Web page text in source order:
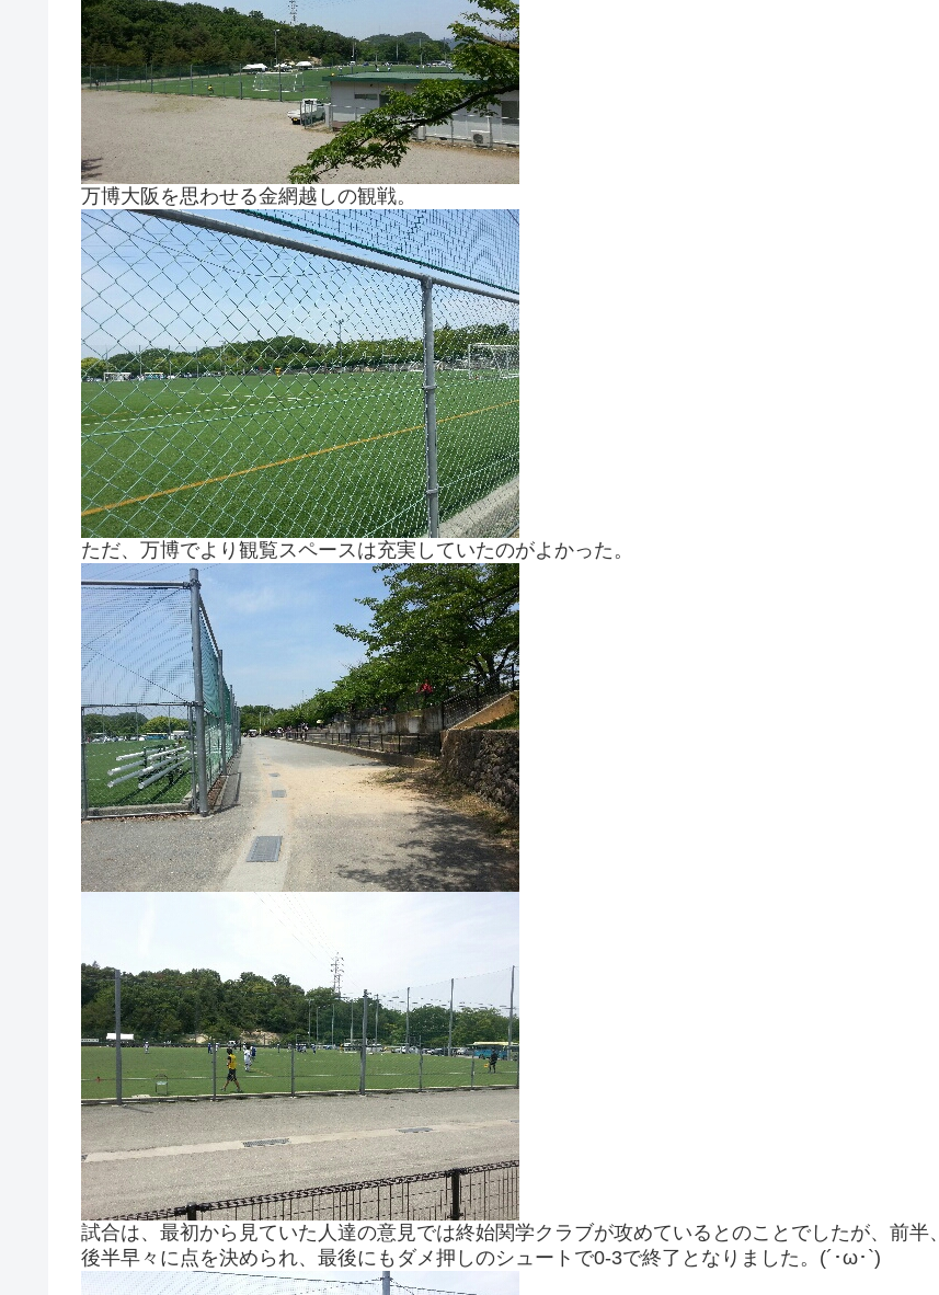
万博大阪を思わせる金網越しの観戦。
ただ、万博でより観覧スペースは充実していたのがよかった。
試合は、最初から見ていた人達の意見では終始関学クラブが攻めているとのことでしたが、前半、
後半早々に点を決められ、最後にもダメ押しのシュートで0-3で終了となりました。(´･ω･`)